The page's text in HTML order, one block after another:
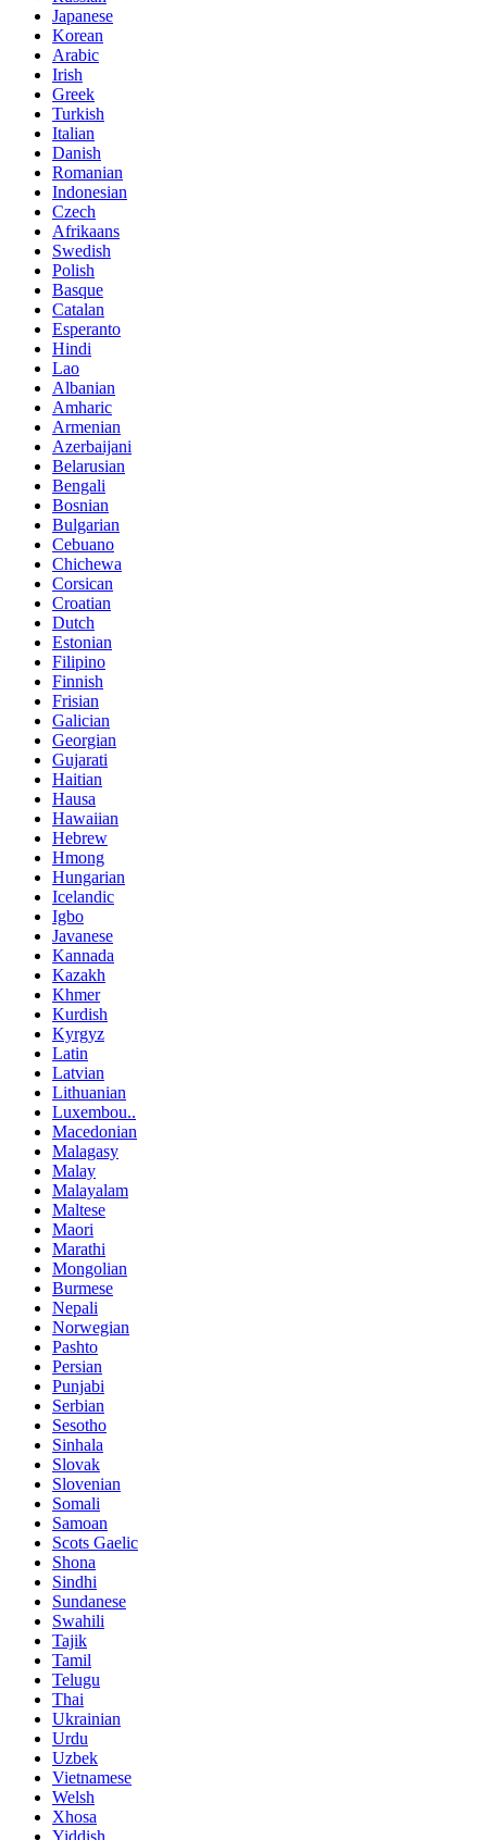
Japanese
Korean
Arabic
Irish
Greek
Turkish
Italian
Danish
Romanian
Indonesian
Czech
Afrikaans
Swedish
Polish
Basque
Catalan
Esperanto
Hindi
Lao
Albanian
Amharic
Armenian
Azerbaijani
Belarusian
Bengali
Bosnian
Bulgarian
Cebuano
Chichewa
Corsican
Croatian
Dutch
Estonian
Filipino
Finnish
Frisian
Galician
Georgian
Gujarati
Haitian
Hausa
Hawaiian
Hebrew
Hmong
Hungarian
Icelandic
Igbo
Javanese
Kannada
Kazakh
Khmer
Kurdish
Kyrgyz
Latin
Latvian
Lithuanian
Luxembou..
Macedonian
Malagasy
Malay
Malayalam
Maltese
Maori
Marathi
Mongolian
Burmese
Nepali
Norwegian
Pashto
Persian
Punjabi
Serbian
Sesotho
Sinhala
Slovak
Slovenian
Somali
Samoan
Scots Gaelic
Shona
Sindhi
Sundanese
Swahili
Tajik
Tamil
Telugu
Thai
Ukrainian
Urdu
Uzbek
Vietnamese
Welsh
Xhosa